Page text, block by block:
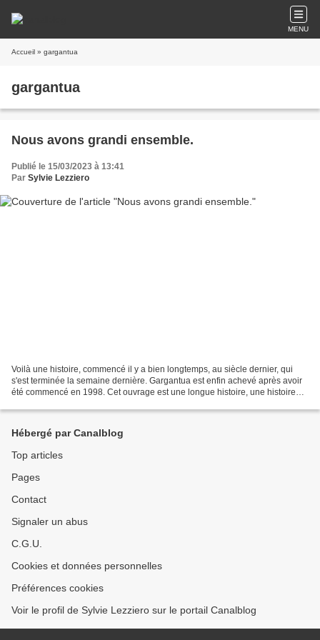
MENU
Accueil » gargantua
gargantua
Nous avons grandi ensemble.
Publié le 15/03/2023 à 13:41
Par Sylvie Lezziero
Voilà une histoire, commencé il y a bien longtemps, au siècle dernier, qui
s'est terminée la semaine dernière. Gargantua est enfin achevé après avoir
été commencé en 1998. Cet ouvrage est une longue histoire, une histoire
Hébergé par Canalblog
Top articles
Pages
Contact
Signaler un abus
C.G.U.
Cookies et données personnelles
Préférences cookies
Voir le profil de Sylvie Lezziero sur le portail Canalblog